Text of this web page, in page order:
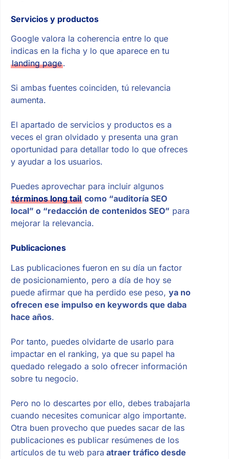
Servicios y productos
Google valora la coherencia entre lo que
indicas en la ficha y lo que aparece en tu
landing page.
Si ambas fuentes coinciden, tú relevancia
aumenta.
El apartado de servicios y productos es a
veces el gran olvidado y presenta una gran
oportunidad para detallar todo lo que ofreces
y ayudar a los usuarios.
Puedes aprovechar para incluir algunos
términos long tailcomo “auditoría SEO
local” o “redacción de contenidos SEO” para
mejorar la relevancia.
Publicaciones
Las publicaciones fueron en su día un factor
de posicionamiento, pero a día de hoy se
puede afirmar que ha perdido ese peso, ya no
ofrecen ese impulso en keywords que daba
hace años.
Por tanto, puedes olvidarte de usarlo para
impactar en el ranking, ya que su papel ha
quedado relegado a solo ofrecer información
sobre tu negocio.
Pero no lo descartes por ello, debes trabajarla
cuando necesites comunicar algo importante.
Otra buen provecho que puedes sacar de las
publicaciones es publicar resúmenes de los
artículos de tu web para atraer tráfico desde